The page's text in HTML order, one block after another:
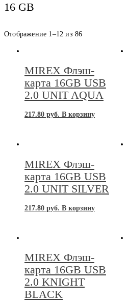
16 GB
Отображение 1–12 из 86Цены:
MIREX Флэш-
карта 16GB USB
2.0 UNIT AQUA
217.80 руб. В корзину
MIREX Флэш-
карта 16GB USB
2.0 UNIT SILVER
217.80 руб. В корзину
MIREX Флэш-
карта 16GB USB
2.0 KNIGHT
BLACK